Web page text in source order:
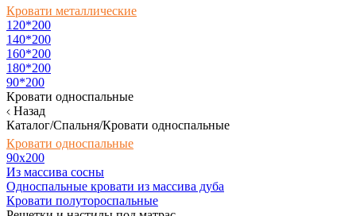
Кровати металлические
120*200
140*200
160*200
180*200
90*200
Кровати односпальные
Назад
Каталог/Спальня/Кровати односпальные
Кровати односпальные
90х200
Из массива сосны
Односпальные кровати из массива дуба
Кровати полутороспальные